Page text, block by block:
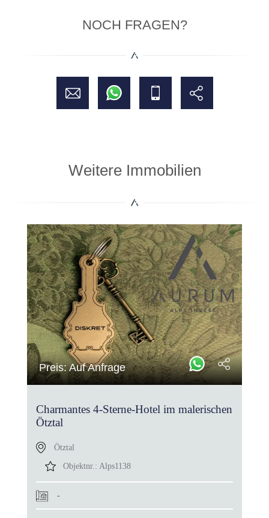
NOCH FRAGEN?
Weitere Immobilien
Preis: Auf Anfrage
Charmantes 4-Sterne-Hotel im malerischen
Ötztal
Ötztal
Objektnr.: Alps1138
-